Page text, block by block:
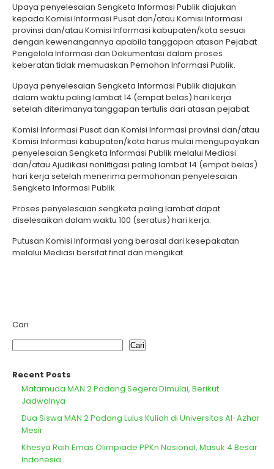
Upaya penyelesaian Sengketa Informasi Publik diajukan
kepada Komisi Informasi Pusat dan/atau Komisi Informasi
provinsi dan/atau Komisi Informasi kabupaten/kota sesuai
dengan kewenangannya apabila tanggapan atasan Pejabat
Pengelola Informasi dan Dokumentasi dalam proses
keberatan tidak memuaskan Pemohon Informasi Publik.
Upaya penyelesaian Sengketa Informasi Publik diajukan
dalam waktu paling lambat 14 (empat belas) hari kerja
setelah diterimanya tanggapan tertulis dari atasan pejabat.
Komisi Informasi Pusat dan Komisi Informasi provinsi dan/atau
Komisi Informasi kabupaten/kota harus mulai mengupayakan
penyelesaian Sengketa Informasi Publik melalui Mediasi
dan/atau Ajudikasi nonlitigasi paling lambat 14 (empat belas)
hari kerja setelah menerima permohonan penyelesaian
Sengketa Informasi Publik.
Proses penyelesaian sengketa paling lambat dapat
diselesaikan dalam waktu 100 (seratus) hari kerja.
Putusan Komisi Informasi yang berasal dari kesepakatan
melalui Mediasi bersifat final dan mengikat.
Cari
Cari
Recent Posts
Matamuda MAN 2 Padang Segera Dimulai, Berikut
Jadwalnya
Dua Siswa MAN 2 Padang Lulus Kuliah di Universitas Al-Azhar
Mesir
Khesya Raih Emas Olimpiade PPKn Nasional, Masuk 4 Besar
Indonesia